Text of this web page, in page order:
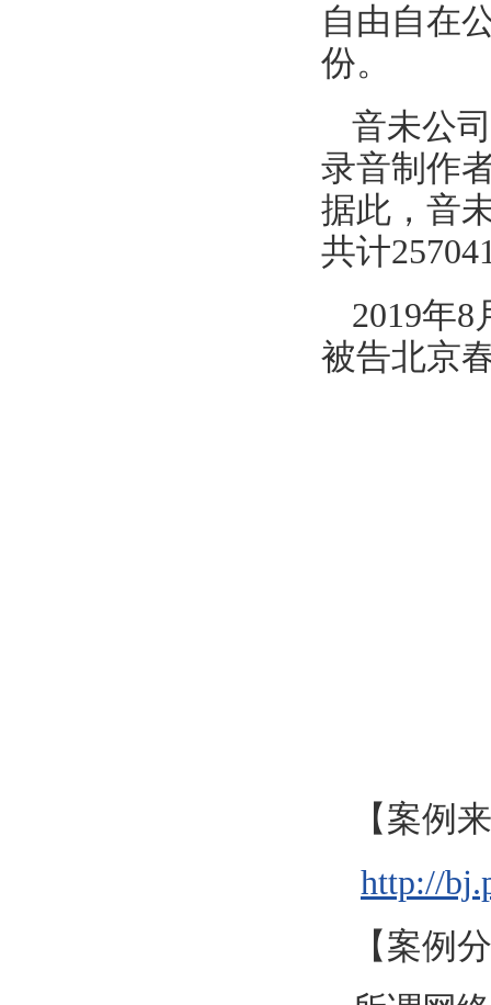
自由自在
份。
音未公
录音制作
据此，音
共计
2019年
被告北京
【案例
http://
【案例